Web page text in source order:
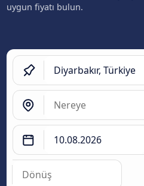
uygun fiyatı bulun.